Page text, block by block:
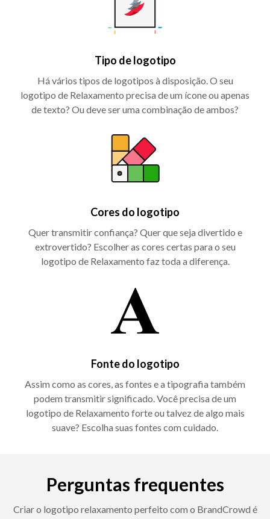
Tipo de logotipo
Há vários tipos de logotipos à disposição. O seu
logotipo de Relaxamento precisa de um ícone ou apenas
de texto? Ou deve ser uma combinação de ambos?
Cores do logotipo
Quer transmitir confiança? Quer que seja divertido e
extrovertido? Escolher as cores certas para o seu
logotipo de Relaxamento faz toda a diferença.
Fonte do logotipo
Assim como as cores, as fontes e a tipografia também
podem transmitir significado. Você precisa de um
logotipo de Relaxamento forte ou talvez de algo mais
suave? Escolha suas fontes com cuidado.
Perguntas frequentes
Criar o logotipo relaxamento perfeito com o BrandCrowd é